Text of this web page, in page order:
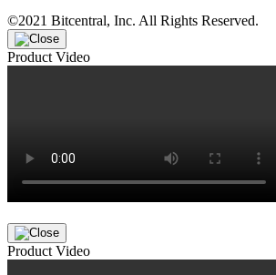
©2021 Bitcentral, Inc. All Rights Reserved.
Product Video
Product Video